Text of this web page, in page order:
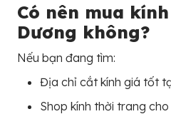
Có nên mua
Dương không?
Nếu bạn đang tìm:
Địa chỉ cắt kính giá tốt
Shop kính thời trang